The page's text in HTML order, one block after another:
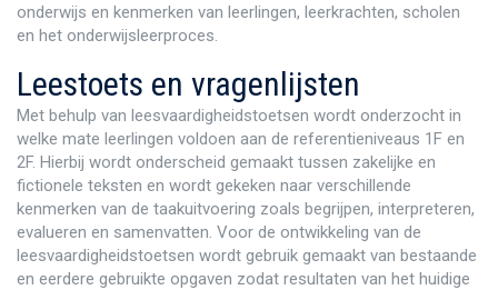
onderwijs en kenmerken van leerlingen, leerkrachten, scholen
en het onderwijsleerproces.
Leestoets en vragenlijsten
Met behulp van leesvaardigheidstoetsen wordt onderzocht in
welke mate leerlingen voldoen aan de referentieniveaus 1F en
2F. Hierbij wordt onderscheid gemaakt tussen zakelijke en
fictionele teksten en wordt gekeken naar verschillende
kenmerken van de taakuitvoering zoals begrijpen, interpreteren,
evalueren en samenvatten. Voor de ontwikkeling van de
leesvaardigheidstoetsen wordt gebruik gemaakt van bestaande
en eerdere gebruikte opgaven zodat resultaten van het huidige